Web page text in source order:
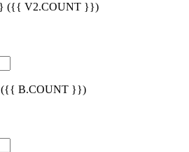
({{ V2.COUNT }})
({{ B.COUNT }})